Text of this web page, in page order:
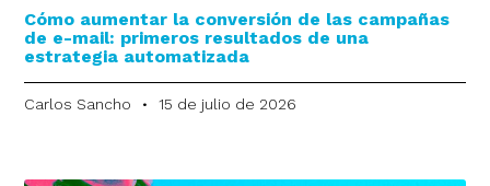
Cómo aumentar la conversión de las campañas
de e-mail: primeros resultados de una
estrategia automatizada
Carlos Sancho 15 de julio de 2026